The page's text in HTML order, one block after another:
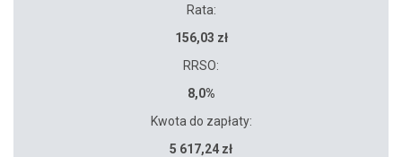
Rata:
156,03 zł
RRSO:
8,0%
Kwota do zapłaty:
5 617,24 zł